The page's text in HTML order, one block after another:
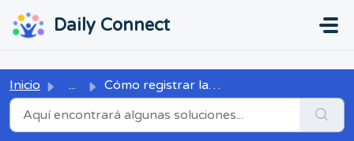
Daily Connect
Inicio ... Cómo registrar la llegada o salida de un niño